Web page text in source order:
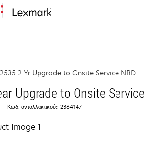
2 Yr Upgrade to Onsite Service NBD
Upgrade to Onsite Service
Κωδ. ανταλλακτικού:: 2364147